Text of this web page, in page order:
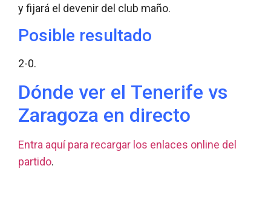
y fijará el devenir del club maño.
Posible resultado
2-0.
Dónde ver el Tenerife vs
Zaragoza en directo
Entra aquí para recargar los enlaces online del
partido.